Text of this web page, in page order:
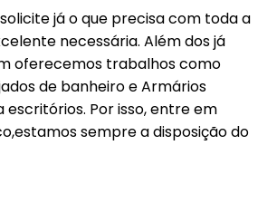
já o que precisa com toda a
necessária. Além dos já
oferecemos trabalhos como
de banheiro e Armários
escritórios. Por isso, entre em
sempre a disposição do